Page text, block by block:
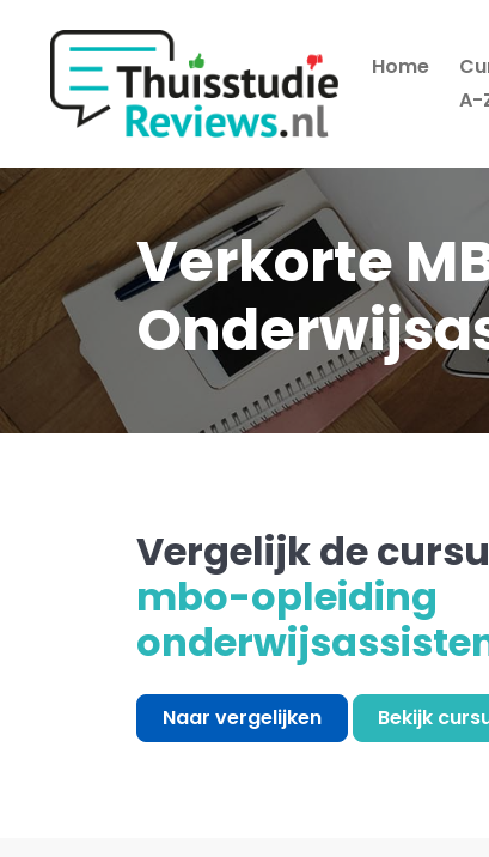
Hoofdmenu
Home
A-
Verkorte
Vergelijk de
mbo-opleiding
Naar vergelijken Bekijk